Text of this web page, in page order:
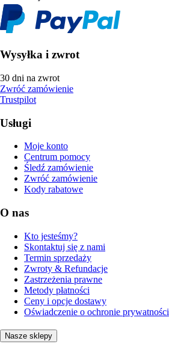
Wysyłka i zwrot
30 dni na zwrot
Zwróć zamówienie
Trustpilot
Usługi
Moje konto
Centrum pomocy
Śledź zamówienie
Zwróć zamówienie
Kody rabatowe
O nas
Kto jesteśmy?
Skontaktuj się z nami
Termin sprzedaży
Zwroty & Refundacje
Zastrzeżenia prawne
Metody płatności
Ceny i opcje dostawy
Oświadczenie o ochronie prywatności
Nasze sklepy